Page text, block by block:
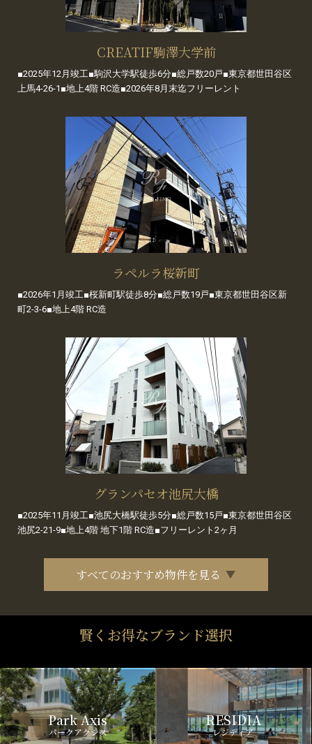
CREATIF駒澤大学前
■2025年12月竣工■駒沢大学駅徒歩6分■総戸数20戸■東京都世田谷区
上馬4-26-1■地上4階 RC造■2026年8月末迄フリーレント
ラペルラ桜新町
■2026年1月竣工■桜新町駅徒歩8分■総戸数19戸■東京都世田谷区新
町2-3-6■地上4階 RC造
グランパセオ池尻大橋
■2025年11月竣工■池尻大橋駅徒歩5分■総戸数15戸■東京都世田谷区
池尻2-21-9■地上4階 地下1階 RC造■フリーレント2ヶ月
すべてのおすすめ物件を見る
賢くお得なブランド選択
Park Axis
パークアクシス
RESIDIA
レジディア